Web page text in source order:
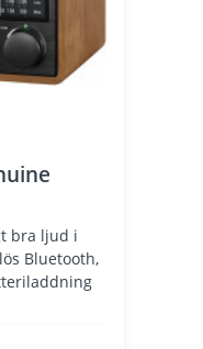
bra ljud i
Bluetooth,